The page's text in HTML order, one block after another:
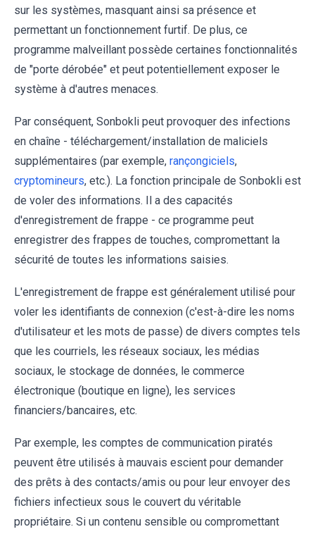
sur les systèmes, masquant ainsi sa présence et
permettant un fonctionnement furtif. De plus, ce
programme malveillant possède certaines fonctionnalités
de "porte dérobée" et peut potentiellement exposer le
système à d'autres menaces.
Par conséquent, Sonbokli peut provoquer des infections
en chaîne - téléchargement/installation de maliciels
supplémentaires (par exemple, rançongiciels,
cryptomineurs, etc.). La fonction principale de Sonbokli est
de voler des informations. Il a des capacités
d'enregistrement de frappe - ce programme peut
enregistrer des frappes de touches, compromettant la
sécurité de toutes les informations saisies.
L'enregistrement de frappe est généralement utilisé pour
voler les identifiants de connexion (c'est-à-dire les noms
d'utilisateur et les mots de passe) de divers comptes tels
que les courriels, les réseaux sociaux, les médias
sociaux, le stockage de données, le commerce
électronique (boutique en ligne), les services
financiers/bancaires, etc.
Par exemple, les comptes de communication piratés
peuvent être utilisés à mauvais escient pour demander
des prêts à des contacts/amis ou pour leur envoyer des
fichiers infectieux sous le couvert du véritable
propriétaire. Si un contenu sensible ou compromettant